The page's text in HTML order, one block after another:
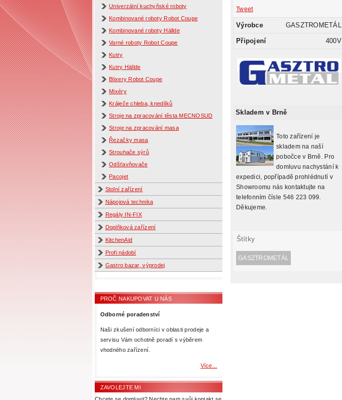
Univerzální kuchyňské roboty
Kombinované roboty Robot Coupe
Kombinované roboty Hällde
Varné roboty Robot Coupe
Kutry
Kutry Hällde
Blixery Robot Coupe
Mixéry
Kráječe chleba, knedlíků
Stroje na zpracování těsta MECNOSUD
Stroje na zpracování masa
Řezačky masa
Strouhače sýrů
Odšťavňovače
Pacojet
Stolní zařízení
Nápojová technika
Regály IN-FIX
Doplňková zařízení
KitchenAid
Profi nádobí
Gastro bazar, výprodej
PROČ NAKUPOVAT U NÁS
Odborné poradenství
Naši zkušení odborníci v oblasti prodeje a
servisu Vám ochotně poradí s výběrem
vhodného zařízení.
Více...
ZAVOLEJTE MI
Tweet
Výrobce GASZTROMETÁL
Připojení 400V
Skladem v Brně
Toto zařízení je
skladem na naší
pobočce v Brně. Pro
domluvu nachystání k
expedici, popřípadě prohlédnutí v
Showroomu nás kontaktujte na
telefonním čísle 546 223 099.
Děkujeme.
Štítky
GASZTROMETÁL